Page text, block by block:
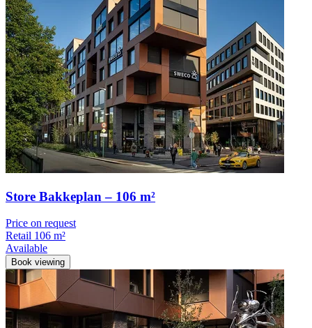
Store Bakkeplan – 106 m²
Price on request
Retail 106 m²
Available
Book viewing